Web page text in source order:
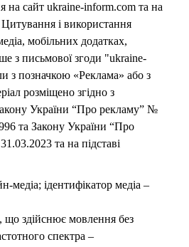
на сайт ukraine-inform.com та на
і використання
мобільних додатках,
з письмової згоди "ukraine-
з позначкою «Реклама» або з
розміщено згідно з
України “Про рекламу” №
та Закону України “Про
та на підставі
медіа; ідентифікатор медіа –
що здійснює мовлення без
спектра –